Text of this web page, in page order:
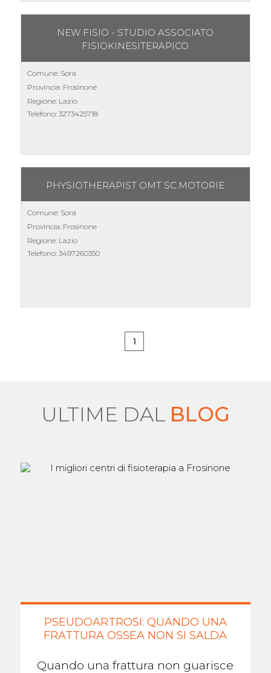
NEW FISIO - STUDIO ASSOCIATO
FISIOKINESITERAPICO
Comune: Sora
Provincia: Frosinone
Regione: Lazio
Telefono: 3273425718
PHYSIOTHERAPIST OMT SC.MOTORIE
Comune: Sora
Provincia: Frosinone
Regione: Lazio
Telefono: 3497260350
1
ULTIME DAL BLOG
PSEUDOARTROSI: QUANDO UNA
FRATTURA OSSEA NON SI SALDA
Quando una frattura non guarisce